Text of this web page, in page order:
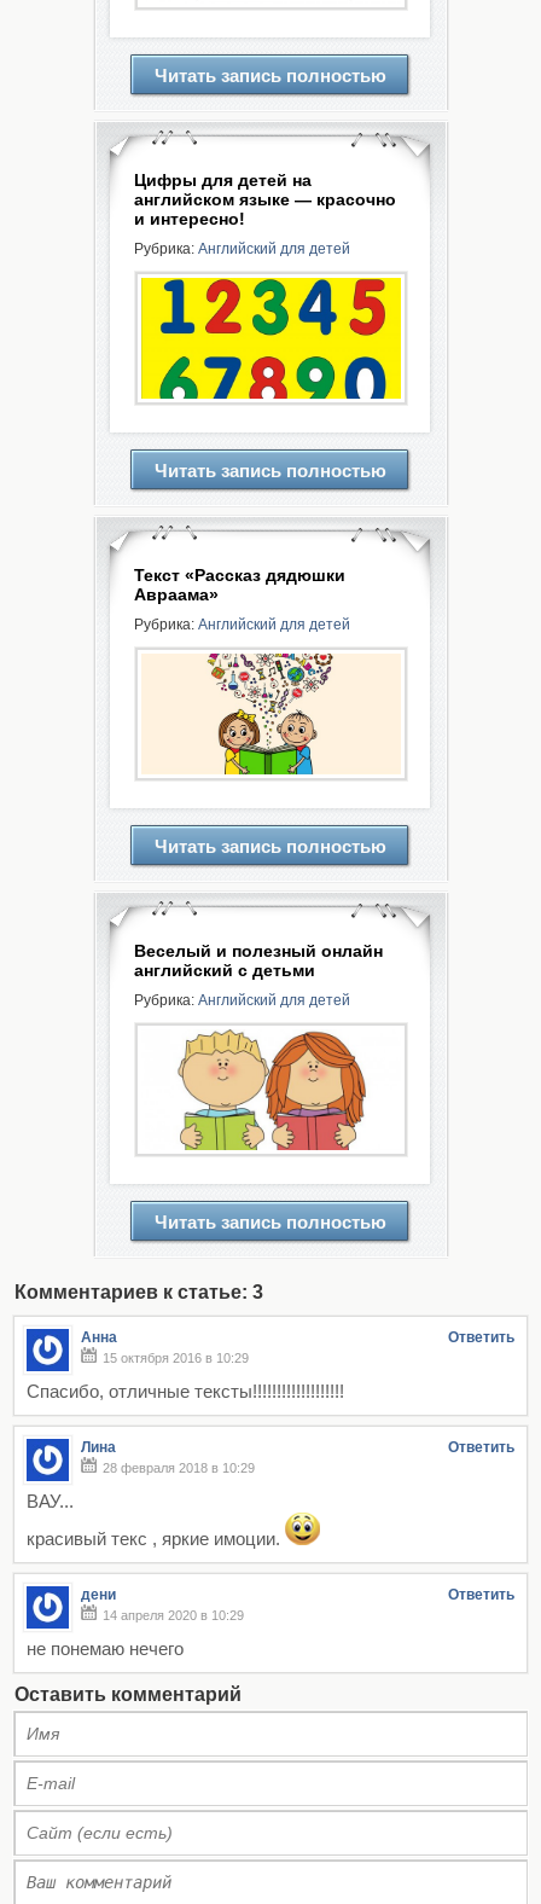
Читать запись полностью
Цифры для детей на
английском языке — красочно
и интересно!
Рубрика: Английский для детей
Читать запись полностью
Текст «Рассказ дядюшки
Авраама»
Рубрика: Английский для детей
Читать запись полностью
Веселый и полезный онлайн
английский с детьми
Рубрика: Английский для детей
Читать запись полностью
Комментариев к статье: 3
Анна Ответить
15 октября 2016 в 10:29
Спасибо, отличные тексты!!!!!!!!!!!!!!!!!!!
Лина Ответить
28 февраля 2018 в 10:29
ВАУ...
красивый текс , яркие имоции.
дени Ответить
14 апреля 2020 в 10:29
не понемаю нечего
Оставить комментарий